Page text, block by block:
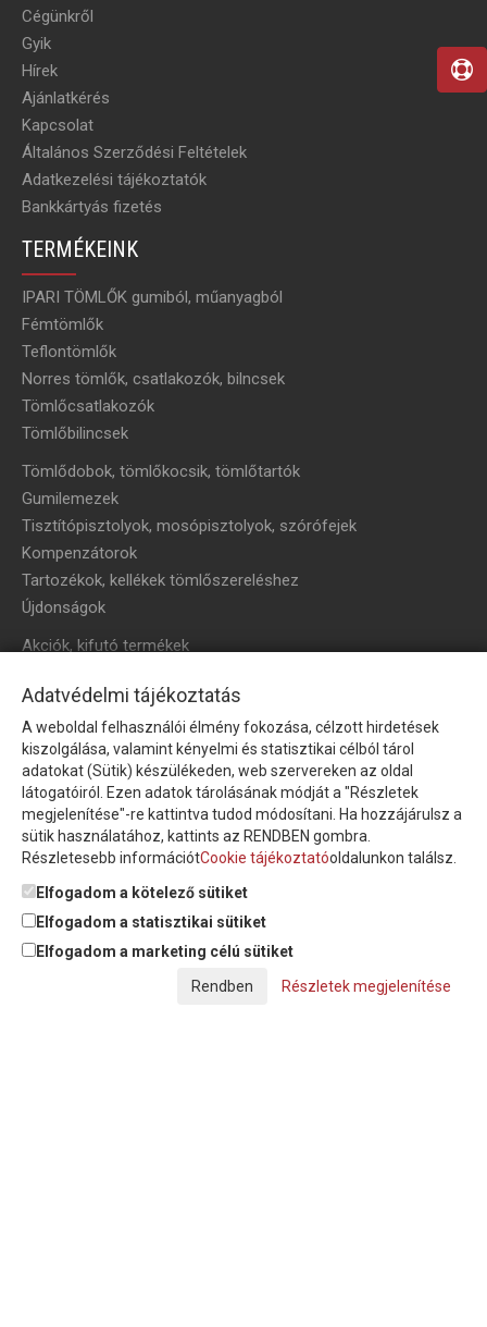
Cégünkről
Gyik
Hírek
Ajánlatkérés
Kapcsolat
Általános Szerződési Feltételek
Adatkezelési tájékoztatók
Bankkártyás fizetés
TERMÉKEINK
IPARI TÖMLŐK gumiból, műanyagból
Fémtömlők
Teflontömlők
Norres tömlők, csatlakozók, bilncsek
Tömlőcsatlakozók
Tömlőbilincsek
Tömlődobok, tömlőkocsik, tömlőtartók
Gumilemezek
Tisztítópisztolyok, mosópisztolyok, szórófejek
Kompenzátorok
Tartozékok, kellékek tömlőszereléshez
Újdonságok
Akciók, kifutó termékek
HÍRLEVÉL
Íratkozzon fel hírlevelünkre!
Feliratkozom a hírlevélre és nyilatkozom, hogy azadatkezelési
tájékoztatót elolvastam, megismertem és elfogadom.
© Copyright Triász-Tömlő Kft. | Minden jog fenntartva!
Adatvédelmi tájékoztatás
A weboldal felhasználói élmény fokozása, célzott hirdetések
kiszolgálása, valamint kényelmi és statisztikai célból tárol
adatokat (Sütik) készülékeden, web szervereken az oldal
látogatóiról. Ezen adatok tárolásának módját a "Részletek
megjelenítése"-re kattintva tudod módosítani. Ha hozzájárulsz a
sütik használatához, kattints az RENDBEN gombra.
Részletesebb információtCookie tájékoztatóoldalunkon találsz.
Elfogadom a kötelező sütiket
Elfogadom a statisztikai sütiket
Elfogadom a marketing célú sütiket
Részletek megjelenítése